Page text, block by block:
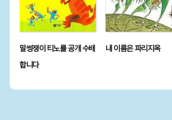
말썽쟁이 티노를 공개 수배
합니다
내 이름은 파리지옥